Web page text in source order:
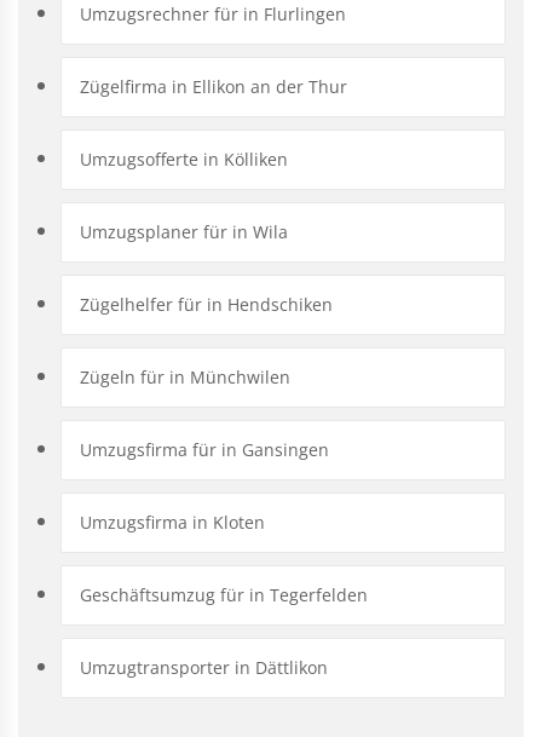
Umzugsrechner für in Flurlingen
Zügelfirma in Ellikon an der Thur
Umzugsofferte in Kölliken
Umzugsplaner für in Wila
Zügelhelfer für in Hendschiken
Zügeln für in Münchwilen
Umzugsfirma für in Gansingen
Umzugsfirma in Kloten
Geschäftsumzug für in Tegerfelden
Umzugtransporter in Dättlikon